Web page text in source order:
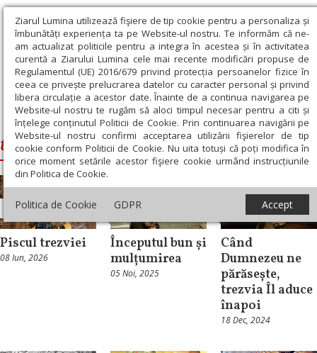
Ziarul Lumina utilizează fişiere de tip cookie pentru a personaliza și
îmbunătăți experiența ta pe Website-ul nostru. Te informăm că ne-
am actualizat politicile pentru a integra în acestea și în activitatea
curentă a Ziarului Lumina cele mai recente modificări propuse de
Regulamentul (UE) 2016/679 privind protecția persoanelor fizice în
ceea ce privește prelucrarea datelor cu caracter personal și privind
libera circulație a acestor date. Înainte de a continua navigarea pe
Website-ul nostru te rugăm să aloci timpul necesar pentru a citi și
înțelege conținutul Politicii de Cookie. Prin continuarea navigării pe
Website-ul nostru confirmi acceptarea utilizării fişierelor de tip
cookie conform Politicii de Cookie. Nu uita totuși că poți modifica în
orice moment setările acestor fişiere cookie urmând instrucțiunile
din Politica de Cookie.
Politica de Cookie GDPR Accept
Ziarul Lumina › trezvie
trezvie
Theologica
Piscul trezviei
08 Iun, 2026
Repere și idei
Începutul bun și
mulțumirea
05 Noi, 2025
Patristica
Când
Dumnezeu ne
părăsește,
trezvia Îl aduce
înapoi
18 Dec, 2024